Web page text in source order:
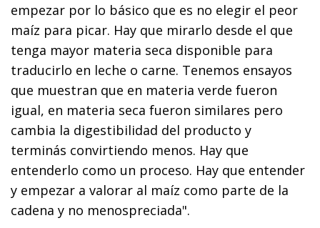
empezar por lo básico que es no elegir el peor
maíz para picar. Hay que mirarlo desde el que
tenga mayor materia seca disponible para
traducirlo en leche o carne. Tenemos ensayos
que muestran que en materia verde fueron
igual, en materia seca fueron similares pero
cambia la digestibilidad del producto y
terminás convirtiendo menos. Hay que
entenderlo como un proceso. Hay que entender
y empezar a valorar al maíz como parte de la
cadena y no menospreciada".